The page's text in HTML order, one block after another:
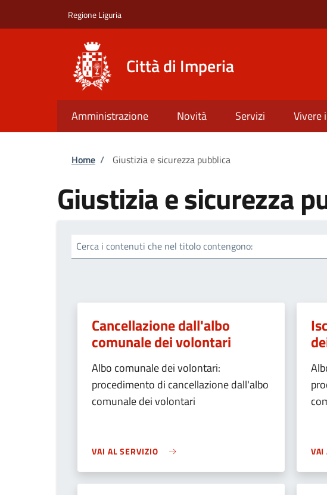
Regione Liguria
Città di Imperia
Amministrazione Novità Servizi Vivere
Briciole di pane
Home / Giustizia e sicurezza pubblica
Giustizia e sicurezza
Cerca i contenuti che nel titolo contengono:
Cancellazione dall'albo
comunale dei volontari
Albo comunale dei volontari:
procedimento di cancellazione dall'albo
comunale dei volontari
VAI AL SERVIZIO VAI